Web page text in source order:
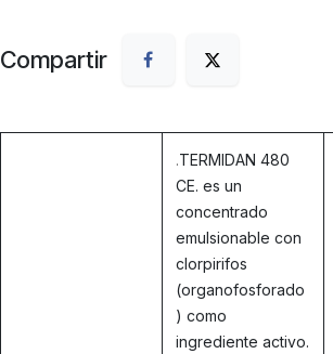
Compartir
.TERMIDAN 480
CE. es un
concentrado
emulsionable con
clorpirifos
(organofosforado
) como
ingrediente activo.